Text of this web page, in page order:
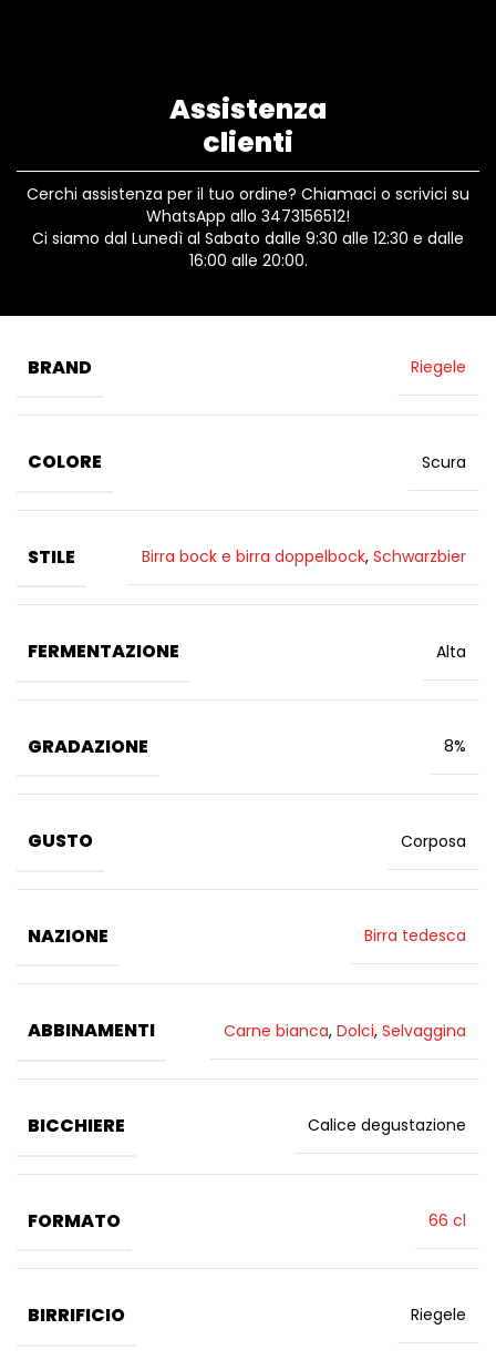
Assistenza
clienti
Cerchi assistenza per il tuo ordine? Chiamaci o scrivici su
WhatsApp allo 3473156512!
Ci siamo dal Lunedì al Sabato dalle 9:30 alle 12:30 e dalle
16:00 alle 20:00.
BRAND Riegele
COLORE Scura
STILE Birra bock e birra doppelbock, Schwarzbier
FERMENTAZIONE Alta
GRADAZIONE 8%
GUSTO Corposa
NAZIONE Birra tedesca
ABBINAMENTI Carne bianca, Dolci, Selvaggina
BICCHIERE Calice degustazione
FORMATO 66 cl
BIRRIFICIO Riegele